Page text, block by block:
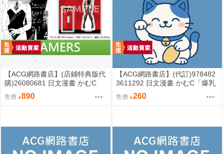
【ACG網路書店】(店鋪特典版代
購)26080681 日文漫畫 かむC
「爆乳兔女郎 爆乳バニーおばさ
ん (4)」
售價 890
【ACG網路書店】(代訂)978482
3611292 日文漫畫 かむC「爆乳
兔女郎 爆乳バニーおばさん
(4)」
售價 260